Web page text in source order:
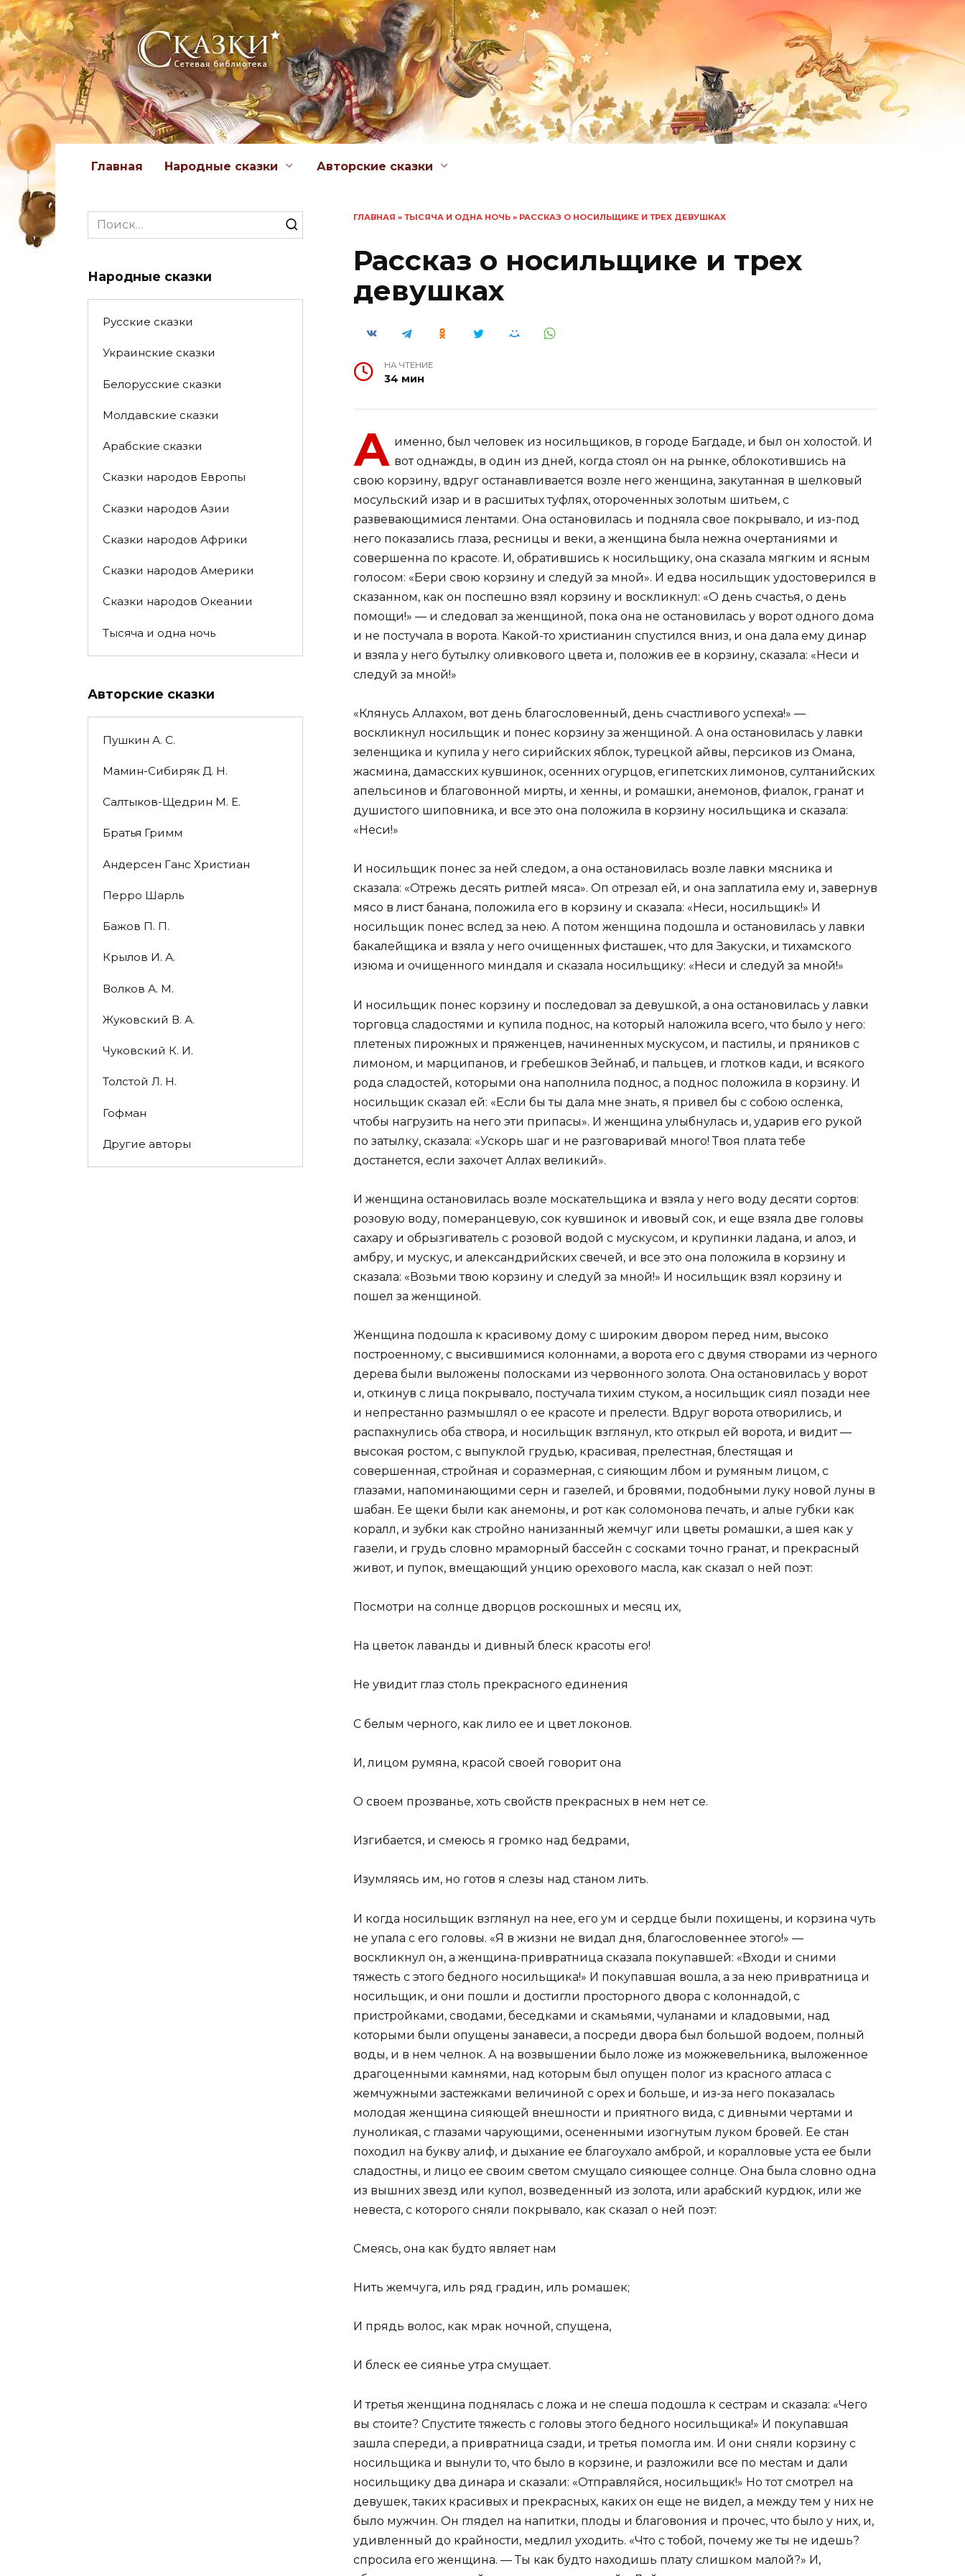
Перейти
к
содержанию
Главная Народные сказки Авторские сказки
ГЛАВНАЯ » ТЫСЯЧА И ОДНА НОЧЬ » РАССКАЗ О НОСИЛЬЩИКЕ И ТРЕХ ДЕВУШКАХ
Рассказ о носильщике и трех
девушках
НА ЧТЕНИЕ
34 мин
А именно, был человек из носильщиков, в городе Багдаде, и был он холостой. И
вот однажды, в один из дней, когда стоял он на рынке, облокотившись на
свою корзину, вдруг останавливается возле него женщина, закутанная в шелковый
мосульский изар и в расшитых туфлях, отороченных золотым шитьем, с
развевающимися лентами. Она остановилась и подняла свое покрывало, и из-под
него показались глаза, ресницы и веки, а женщина была нежна очертаниями и
совершенна по красоте. И, обратившись к носильщику, она сказала мягким и ясным
голосом: «Бери свою корзину и следуй за мной». И едва носильщик удостоверился в
сказанном, как он поспешно взял корзину и воскликнул: «О день счастья, о день
помощи!» — и следовал за женщиной, пока она не остановилась у ворот одного дома
и не постучала в ворота. Какой-то христианин спустился вниз, и она дала ему динар
и взяла у него бутылку оливкового цвета и, положив ее в корзину, сказала: «Неси и
следуй за мной!»
«Клянусь Аллахом, вот день благословенный, день счастливого успеха!» —
воскликнул носильщик и понес корзину за женщиной. А она остановилась у лавки
зеленщика и купила у него сирийских яблок, турецкой айвы, персиков из Омана,
жасмина, дамасских кувшинок, осенних огурцов, египетских лимонов, султанийских
апельсинов и благовонной мирты, и хенны, и ромашки, анемонов, фиалок, гранат и
душистого шиповника, и все это она положила в корзину носильщика и сказала:
«Неси!»
И носильщик понес за ней следом, а она остановилась возле лавки мясника и
сказала: «Отрежь десять ритлей мяса». Оп отрезал ей, и она заплатила ему и, завернув
мясо в лист банана, положила его в корзину и сказала: «Неси, носильщик!» И
носильщик понес вслед за нею. А потом женщина подошла и остановилась у лавки
бакалейщика и взяла у него очищенных фисташек, что для Закуски, и тихамского
изюма и очищенного миндаля и сказала носильщику: «Неси и следуй за мной!»
И носильщик понес корзину и последовал за девушкой, а она остановилась у лавки
торговца сладостями и купила поднос, на который наложила всего, что было у него:
плетеных пирожных и пряженцев, начиненных мускусом, и пастилы, и пряников с
лимоном, и марципанов, и гребешков Зейнаб, и пальцев, и глотков кади, и всякого
рода сладостей, которыми она наполнила поднос, а поднос положила в корзину. И
носильщик сказал ей: «Если бы ты дала мне знать, я привел бы с собою осленка,
чтобы нагрузить на него эти припасы». И женщина улыбнулась и, ударив его рукой
по затылку, сказала: «Ускорь шаг и не разговаривай много! Твоя плата тебе
достанется, если захочет Аллах великий».
И женщина остановилась возле москательщика и взяла у него воду десяти сортов:
розовую воду, померанцевую, сок кувшинок и ивовый сок, и еще взяла две головы
сахару и обрызгиватель с розовой водой с мускусом, и крупинки ладана, и алоэ, и
амбру, и мускус, и александрийских свечей, и все это она положила в корзину и
сказала: «Возьми твою корзину и следуй за мной!» И носильщик взял корзину и
пошел за женщиной.
Женщина подошла к красивому дому с широким двором перед ним, высоко
построенному, с высившимися колоннами, а ворота его с двумя створами из черного
дерева были выложены полосками из червонного золота. Она остановилась у ворот
и, откинув с лица покрывало, постучала тихим стуком, а носильщик сиял позади нее
и непрестанно размышлял о ее красоте и прелести. Вдруг ворота отворились, и
распахнулись оба створа, и носильщик взглянул, кто открыл ей ворота, и видит —
высокая ростом, с выпуклой грудью, красивая, прелестная, блестящая и
совершенная, стройная и соразмерная, с сияющим лбом и румяным лицом, с
глазами, напоминающими серн и газелей, и бровями, подобными луку новой луны в
шабан. Ее щеки были как анемоны, и рот как соломонова печать, и алые губки как
коралл, и зубки как стройно нанизанный жемчуг или цветы ромашки, а шея как у
газели, и грудь словно мраморный бассейн с сосками точно гранат, и прекрасный
живот, и пупок, вмещающий унцию орехового масла, как сказал о ней поэт:
Посмотри на солнце дворцов роскошных и месяц их,
На цветок лаванды и дивный блеск красоты его!
Не увидит глаз столь прекрасного единения
С белым черного, как лило ее и цвет локонов.
И, лицом румяна, красой своей говорит она
О своем прозванье, хоть свойств прекрасных в нем нет се.
Изгибается, и смеюсь я громко над бедрами,
Изумляясь им, но готов я слезы над станом лить.
И когда носильщик взглянул на нее, его ум и сердце были похищены, и корзина чуть
не упала с его головы. «Я в жизни не видал дня, благословеннее этого!» —
воскликнул он, а женщина-привратница сказала покупавшей: «Входи и сними
тяжесть с этого бедного носильщика!» И покупавшая вошла, а за нею привратница и
носильщик, и они пошли и достигли просторного двора с колоннадой, с
пристройками, сводами, беседками и скамьями, чуланами и кладовыми, над
которыми были опущены занавеси, а посреди двора был большой водоем, полный
воды, и в нем челнок. А на возвышении было ложе из можжевельника, выложенное
драгоценными камнями, над которым был опущен полог из красного атласа с
жемчужными застежками величиной с орех и больше, и из-за него показалась
молодая женщина сияющей внешности и приятного вида, с дивными чертами и
луноликая, с глазами чарующими, осененными изогнутым луком бровей. Ее стан
походил на букву алиф, и дыхание ее благоухало амброй, и коралловые уста ее были
сладостны, и лицо ее своим светом смущало сияющее солнце. Она была словно одна
из вышних звезд или купол, возведенный из золота, или арабский курдюк, или же
невеста, с которого сняли покрывало, как сказал о ней поэт:
Смеясь, она как будто являет нам
Нить жемчуга, иль ряд градин, иль ромашек;
И прядь волос, как мрак ночной, спущена,
И блеск ее сиянье утра смущает.
И третья женщина поднялась с ложа и не спеша подошла к сестрам и сказала: «Чего
вы стоите? Спустите тяжесть с головы этого бедного носильщика!» И покупавшая
зашла спереди, а привратница сзади, и третья помогла им. И они сняли корзину с
носильщика и вынули то, что было в корзине, и разложили все по местам и дали
носильщику два динара и сказали: «Отправляйся, носильщик!» Но тот смотрел на
девушек, таких красивых и прекрасных, каких он еще не видел, а между тем у них не
было мужчин. Он глядел на напитки, плоды и благовония и прочес, что было у них, и,
удивленный до крайности, медлил уходить. «Что с тобой, почему же ты не идешь?
спросила его женщина. — Ты как будто находишь плату слишком малой?» И,
Search
for:
Народные сказки
Русские сказки
Украинские сказки
Белорусские сказки
Молдавские сказки
Арабские сказки
Сказки народов Европы
Сказки народов Азии
Сказки народов Африки
Сказки народов Америки
Сказки народов Океании
Тысяча и одна ночь
Авторские сказки
Пушкин А. С.
Мамин-Сибиряк Д. Н.
Салтыков-Щедрин М. Е.
Братья Гримм
Андерсен Ганс Христиан
Перро Шарль
Бажов П. П.
Крылов И. А.
Волков А. М.
Жуковский В. А.
Чуковский К. И.
Толстой Л. Н.
Гофман
Другие авторы